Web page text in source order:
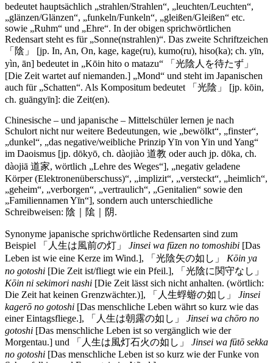
bedeutet hauptsächlich „strahlen/Strahlen“, „leuchten/Leuchten“,
„glänzen/Glänzen“, „funkeln/Funkeln“, „gleißen/Gleißen“ etc.
sowie „Ruhm“ und „Ehre“. In der obigen sprichwörtlichen
Redensart steht es für „Sonne(nstrahlen)“. Das zweite Schriftzeichen
「陰」 [jp. In, An, On, kage, kage(ru), kumo(ru), hiso(ka); ch. yīn,
yìn, ān] bedeutet in „Kōin hito o matazu“ 「光陰人を待たず」
[Die Zeit wartet auf niemanden.] „Mond“ und steht im Japanischen
auch für „Schatten“. Als Kompositum bedeutet 「光陰」 [jp. kōin,
ch. guāngyīn]: die Zeit(en).
Chinesische – und japanische – Mittelschüler lernen je nach
Schulort nicht nur weitere Bedeutungen, wie „bewölkt“, „finster“,
„dunkel“, „das negative/weibliche Prinzip Yīn von Yin und Yang“
im Daoismus [jp. dōkyō, ch. dàojiào 道教 oder auch jp. dōka, ch.
dàojiā 道家, wörtlich „Lehre des Weges“], „negativ geladene
Körper (Elektronenüberschuss)“, „implizit“, „versteckt“, „heimlich“,
„geheim“, „verborgen“, „vertraulich“, „Genitalien“ sowie den
„Familiennamen Yīn“], sondern auch unterschiedliche
Schreibweisen: 陰｜隂｜阴.
Synonyme japanische sprichwörtliche Redensarten sind zum
Beispiel 「人生は風前の灯」 Jinsei wa fūzen no tomoshibi [Das
Leben ist wie eine Kerze im Wind.], 「光陰矢の如し」 Kōin ya
no gotoshi [Die Zeit ist/fliegt wie ein Pfeil.], 「光陰に関守なし」
Kōin ni sekimori nashi [Die Zeit lässt sich nicht anhalten. (wörtlich:
Die Zeit hat keinen Grenzwächter.)], 「人生蜉蝣の如し」 Jinsei
kagerō no gotoshi [Das menschliche Leben währt so kurz wie das
einer Eintagsfliege.], 「人生は朝露の如し」 Jinsei wa chōro no
gotoshi [Das menschliche Leben ist so vergänglich wie der
Morgentau.] und 「人生は風灯石火の如し」 Jinsei wa fūtō sekka
no gotoshi [Das menschliche Leben ist so kurz wie der Funke von